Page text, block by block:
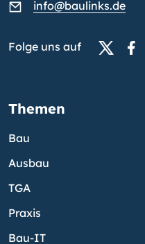
info@baulinks.de
Folge uns auf
Themen
Bau
Ausbau
TGA
Praxis
Bau-IT